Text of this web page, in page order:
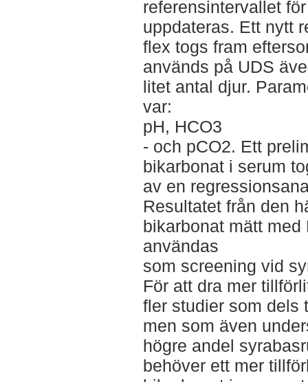
referensintervallet
uppdateras. Ett nytt
flex togs fram
används på UDS
litet antal djur.
var:
pH, HCO3
- och pCO2. Ett
bikarbonat i serum
av en
Resultatet från den
bikarbonat mätt
användas
som screening vid
För att dra mer
fler studier som dels
men som även
högre andel
behöver ett mer